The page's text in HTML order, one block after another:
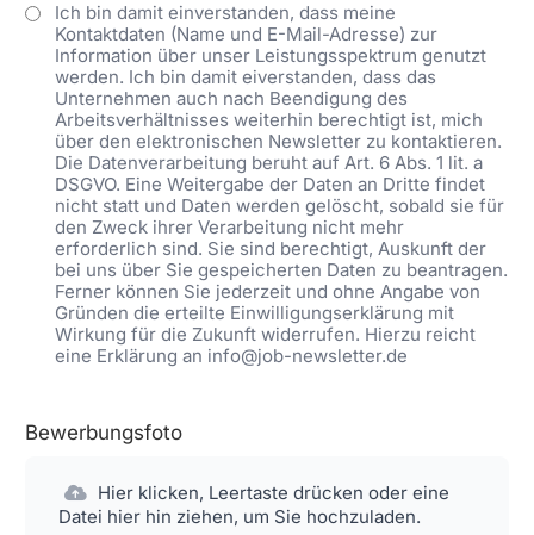
Ich bin damit einverstanden, dass meine
Kontaktdaten (Name und E-Mail-Adresse) zur
Information über unser Leistungsspektrum genutzt
werden. Ich bin damit eiverstanden, dass das
Unternehmen auch nach Beendigung des
Arbeitsverhältnisses weiterhin berechtigt ist, mich
über den elektronischen Newsletter zu kontaktieren.
Die Datenverarbeitung beruht auf Art. 6 Abs. 1 lit. a
DSGVO. Eine Weitergabe der Daten an Dritte findet
nicht statt und Daten werden gelöscht, sobald sie für
den Zweck ihrer Verarbeitung nicht mehr
erforderlich sind. Sie sind berechtigt, Auskunft der
bei uns über Sie gespeicherten Daten zu beantragen.
Ferner können Sie jederzeit und ohne Angabe von
Gründen die erteilte Einwilligungserklärung mit
Wirkung für die Zukunft widerrufen. Hierzu reicht
eine Erklärung an info@job-newsletter.de
Bewerbungsfoto
Hier klicken, Leertaste drücken oder eine
Datei hier hin ziehen, um Sie hochzuladen.